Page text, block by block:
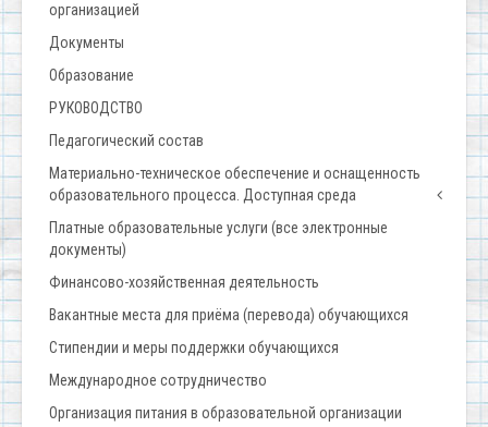
организацией
Документы
Образование
РУКОВОДСТВО
Педагогический состав
Материально-техническое обеспечение и оснащенность
образовательного процесса. Доступная среда
Платные образовательные услуги (все электронные
документы)
Финансово-хозяйственная деятельность
Вакантные места для приёма (перевода) обучающихся
Стипендии и меры поддержки обучающихся
Международное сотрудничество
Организация питания в образовательной организации